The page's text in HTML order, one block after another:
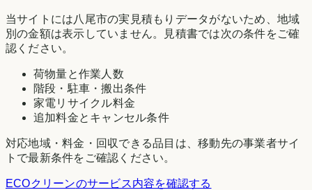
当サイトには八尾市の実見積もりデータがないため、地域
別の金額は表示していません。見積書では次の条件をご確
認ください。
荷物量と作業人数
階段・駐車・搬出条件
家電リサイクル料金
追加料金とキャンセル条件
対応地域・料金・回収できる品目は、移動先の事業者サイ
トで最新条件をご確認ください。
ECOクリーンのサービス内容を確認する